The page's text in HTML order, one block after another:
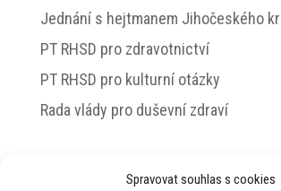
Spravovat souhlas s cookies
Jednání s hejtmanem Jihočeského
PT RHSD pro zdravotnictví
PT RHSD pro kulturní otázky
Rada vlády pro duševní zdraví